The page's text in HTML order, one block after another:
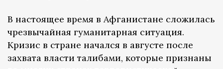
В настоящее время в Афганистане сложилась
чрезвычайная гуманитарная ситуация.
Кризис в стране начался в августе после
захвата власти талибами, которые признаны